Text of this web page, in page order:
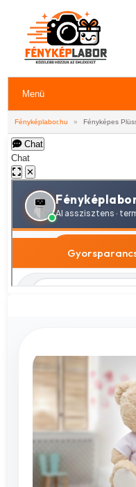
Menü
Fényképlabor.hu » Fényképes
Chat
Chat
✕